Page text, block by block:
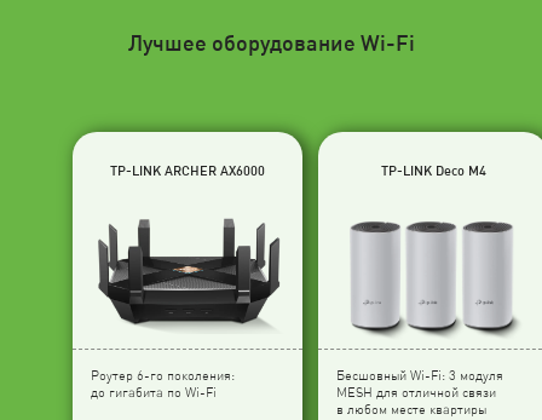
Лучшее оборудование Wi-Fi
TP-LINK ARCHER AX6000
Роутер 6-го поколения:
до гигабита по Wi-Fi
TP-LINK Deco M4
Бесшовный Wi-Fi: 3 модуля
МESH для отличной связи
в любом месте квартиры